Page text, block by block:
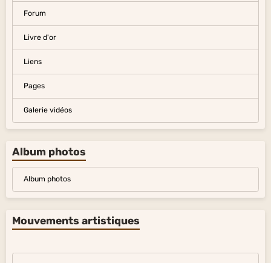
Forum
Livre d'or
Liens
Pages
Galerie vidéos
Album photos
Album photos
Mouvements artistiques